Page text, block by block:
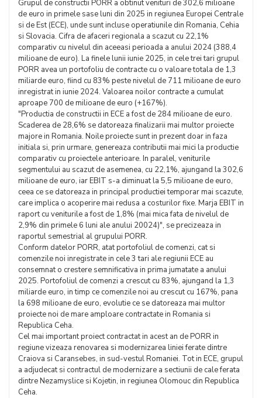
Grupul de constructii PORR a obtinut venituri de 302,6 milioane
de euro in primele sase luni din 2025 in regiunea Europei Centrale
si de Est (ECE), unde sunt incluse operatiunile din Romania, Cehia
si Slovacia. Cifra de afaceri regionala a scazut cu 22,1%
comparativ cu nivelul din aceeasi perioada a anului 2024 (388,4
milioane de euro). La finele lunii iunie 2025, in cele trei tari grupul
PORR avea un portofoliu de contracte cu o valoare totala de 1,3
miliarde euro, fiind cu 83% peste nivelul de 711 milioane de euro
inregistrat in iunie 2024. Valoarea noilor contracte a cumulat
aproape 700 de milioane de euro (+167%).
"Productia de constructii in ECE a fost de 284 milioane de euro.
Scaderea de 28,6% se datoreaza finalizarii mai multor proiecte
majore in Romania. Noile proiecte sunt in prezent doar in faza
initiala si, prin urmare, genereaza contributii mai mici la productie
comparativ cu proiectele anterioare. In paralel, veniturile
segmentului au scazut de asemenea, cu 22,1%, ajungand la 302,6
milioane de euro, iar EBIT s-a diminuat la 5,5 milioane de euro,
ceea ce se datoreaza in principal productiei temporar mai scazute,
care implica o acoperire mai redusa a costurilor fixe. Marja EBIT in
raport cu veniturile a fost de 1,8% (mai mica fata de nivelul de
2,9% din primele 6 luni ale anului 20024)", se precizeaza in
raportul semestrial al grupului PORR.
Conform datelor PORR, atat portofoliul de comenzi, cat si
comenzile noi inregistrate in cele 3 tari ale regiunii ECE au
consemnat o crestere semnificativa in prima jumatate a anului
2025. Portofoliul de comenzi a crescut cu 83%, ajungand la 1,3
miliarde euro, in timp ce comenzile noi au crescut cu 167%, pana
la 698 milioane de euro, evolutie ce se datoreaza mai multor
proiecte noi de mare amploare contractate in Romania si
Republica Ceha.
Cel mai important proiect contractat in acest an de PORR in
regiune vizeaza renovarea si modernizarea liniei ferate dintre
Craiova si Caransebes, in sud-vestul Romaniei. Tot in ECE, grupul
a adjudecat si contractul de modernizare a sectiunii de cale ferata
dintre Nezamyslice si Kojetin, in regiunea Olomouc din Republica
Ceha.